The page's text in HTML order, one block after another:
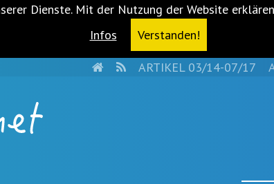
Dienste. Mit der Nutzung der Website
Infos
Verstanden!
HOMERSSARTIKEL 03/14-07/17